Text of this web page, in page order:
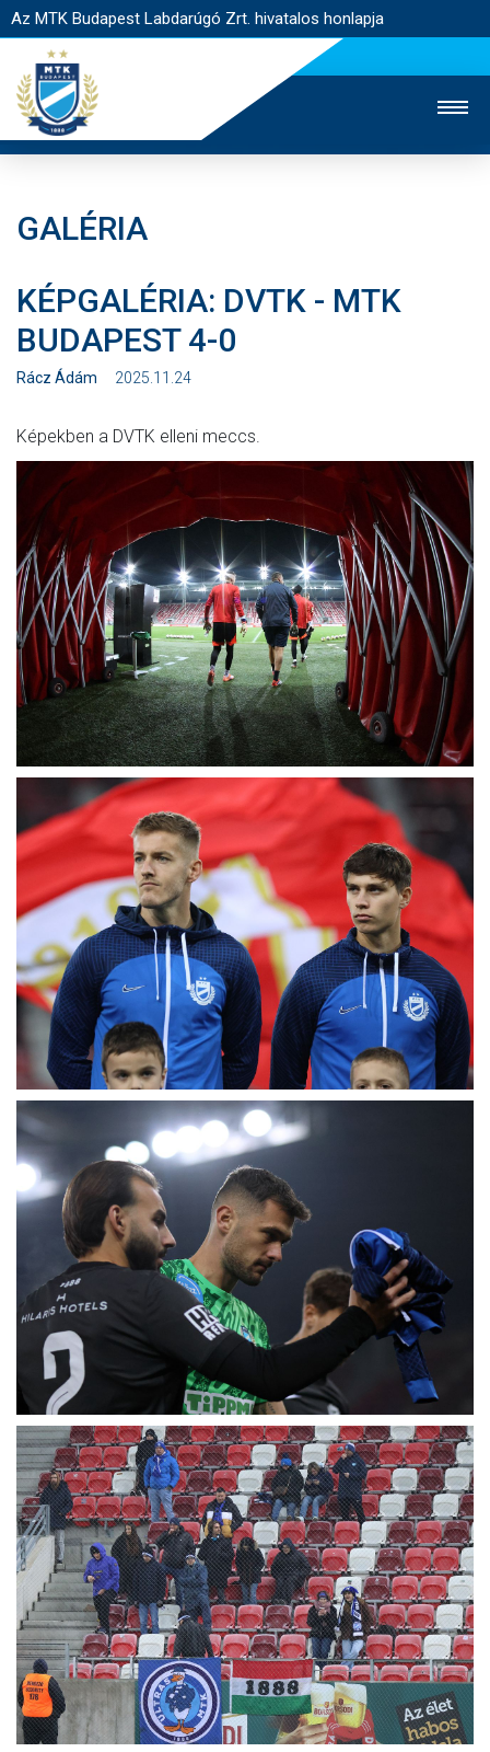
Az MTK Budapest Labdarúgó Zrt. hivatalos honlapja
JEGYÉRTÉKESÍTÉS
WEBSHOP
STADION
EGYESÜLET
HÍREK
CSAPATOK
MÉRKŐZÉSEK
KLUB
GALÉRIA
SZURKOLÓI ÉLMÉNYEK
AKKREDITÁCIÓ
GALÉRIA
KÉPGALÉRIA: DVTK - MTK
BUDAPEST 4-0
Rácz Ádám 2025.11.24
Képekben a DVTK elleni meccs.